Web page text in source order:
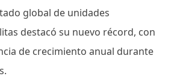
global de unidades
destacó su nuevo récord, con
de crecimiento anual durante